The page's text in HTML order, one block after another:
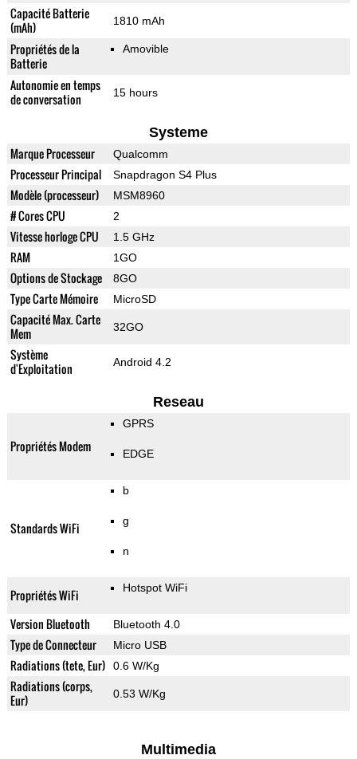
Capacité Batterie
(mAh)
1810 mAh
Propriétés de la
Batterie
Amovible
Autonomie en temps
de conversation
15 hours
Systeme
Marque Processeur Qualcomm
Processeur Principal Snapdragon S4 Plus
Modèle (processeur) MSM8960
# Cores CPU 2
Vitesse horloge CPU 1.5 GHz
RAM 1GO
Options de Stockage 8GO
Type Carte Mémoire MicroSD
Capacité Max. Carte
Mem
32GO
Système
d'Exploitation
Android 4.2
Reseau
Propriétés Modem
GPRS
EDGE
Standards WiFi
b
g
n
Propriétés WiFi Hotspot WiFi
Version Bluetooth Bluetooth 4.0
Type de Connecteur Micro USB
Radiations (tete, Eur) 0.6 W/Kg
Radiations (corps,
Eur)
0.53 W/Kg
Multimedia